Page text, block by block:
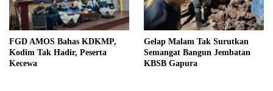
FGD AMOS Bahas KDKMP,
Kodim Tak Hadir, Peserta
Kecewa
Gelap Malam Tak Surutkan
Semangat Bangun Jembatan
KBSB Gapura